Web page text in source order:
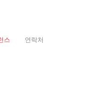
스 연락처